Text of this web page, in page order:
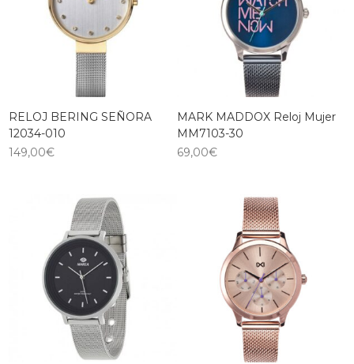
RELOJ BERING SEÑORA
12034-010
149,00€
MARK MADDOX Reloj Mujer
MM7103-30
69,00€